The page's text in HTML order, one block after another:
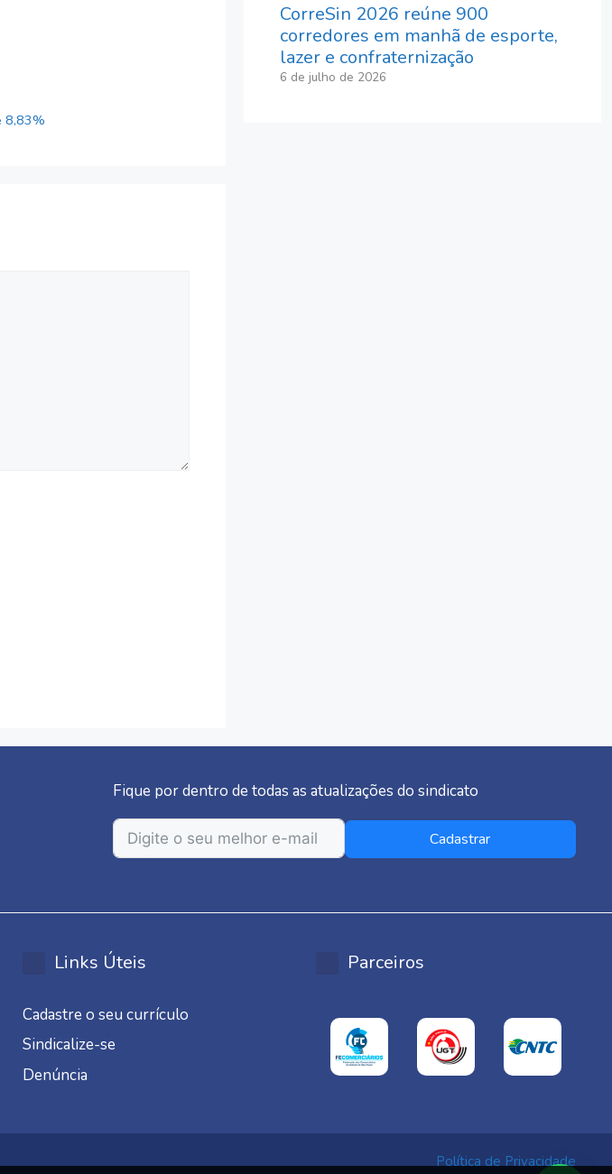
8,83%
CorreSin 2026 reúne 900
corredores em manhã de esporte,
lazer e confraternização
6 de julho de 2026
Fique por dentro de todas as atualizações do sindicato
Cadastrar
Links Úteis
Cadastre o seu currículo
Sindicalize-se
Denúncia
Parceiros
Política de Privacidade